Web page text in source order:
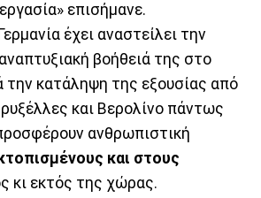
επισήμανε.
έχει αναστείλει την
βοήθειά της στο
την κατάληψη της εξουσίας από
και Βερολίνο πάντως
ανθρωπιστική
και στους
κι εκτός της χώρας.